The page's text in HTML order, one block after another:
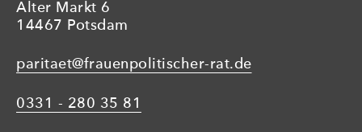
Alter Markt 6
14467 Potsdam
paritaet@frauenpolitischer-rat.de
0331 - 280 35 81